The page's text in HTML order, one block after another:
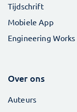
Tijdschrift
Mobiele App
Engineering Works
Over ons
Auteurs